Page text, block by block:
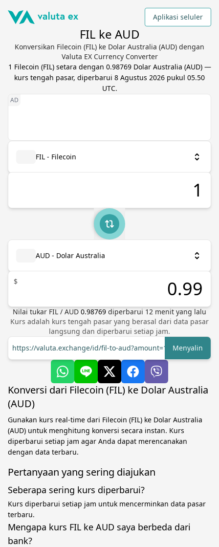
Aplikasi seluler
FIL ke AUD
Konversikan Filecoin (FIL) ke Dolar Australia (AUD) dengan
Valuta EX Currency Converter
1 Filecoin (FIL) setara dengan 0.98769 Dolar Australia (AUD) —
kurs tengah pasar, diperbarui 8 Agustus 2026 pukul 05.50
UTC.
FIL - Filecoin
AUD - Dolar Australia
$
Nilai tukar FIL / AUD 0.98769 diperbarui 12 menit yang lalu
Kurs adalah kurs tengah pasar yang berasal dari data pasar
langsung dan diperbarui setiap jam.
https://valuta.exchange/id/fil-to-aud?amount=1
Menyalin
Konversi dari Filecoin (FIL) ke Dolar Australia
(AUD)
Gunakan kurs real-time dari Filecoin (FIL) ke Dolar Australia
(AUD) untuk menghitung konversi secara instan. Kurs
diperbarui setiap jam agar Anda dapat merencanakan
dengan data terbaru.
Pertanyaan yang sering diajukan
Seberapa sering kurs diperbarui?
Kurs diperbarui setiap jam untuk mencerminkan data pasar
terbaru.
Mengapa kurs FIL ke AUD saya berbeda dari
bank?